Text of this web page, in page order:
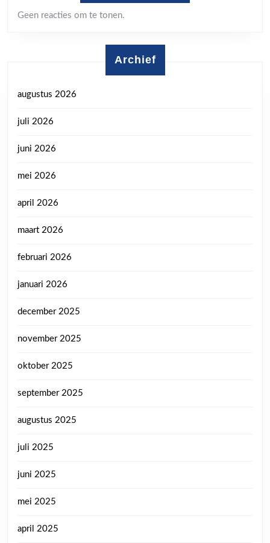
Geen reacties om te tonen.
Archief
augustus 2026
juli 2026
juni 2026
mei 2026
april 2026
maart 2026
februari 2026
januari 2026
december 2025
november 2025
oktober 2025
september 2025
augustus 2025
juli 2025
juni 2025
mei 2025
april 2025